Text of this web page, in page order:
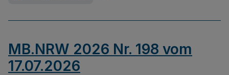
MB.NRW 2026 Nr. 198 vom
17.07.2026